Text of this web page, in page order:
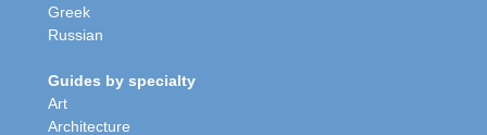
Greek
Russian
Guides by specialty
Art
Architecture